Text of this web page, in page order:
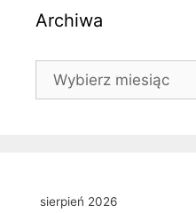
Archiwa
Archiwa
sierpień 2026